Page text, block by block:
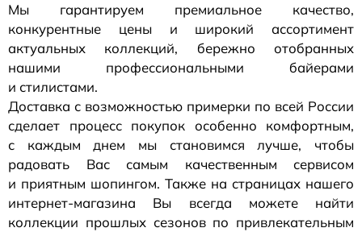
Мы гарантируем премиальное качество,
конкурентные цены и широкий ассортимент
актуальных коллекций, бережно отобранных
нашими профессиональными байерами
и стилистами.
Доставка с возможностью примерки по всей России
сделает процесс покупок особенно комфортным,
с каждым днем мы становимся лучше, чтобы
радовать Вас самым качественным сервисом
и приятным шопингом. Также на страницах нашего
интернет-магазина Вы всегда можете найти
коллекции прошлых сезонов по привлекательным